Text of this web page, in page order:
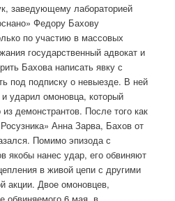
заведующему лабораторией
Федору Бахову
по участию в массовых
государственный адвокат и
Бахова написать явку с
под подписку о невыезде. В ней
ударил омоновца, который
демонстрантов. После того как
Анна Зарва, Бахов от
Помимо эпизода с
якобы нанес удар, его обвиняют
в живой цепи с другими
акции. Двое омоновцев,